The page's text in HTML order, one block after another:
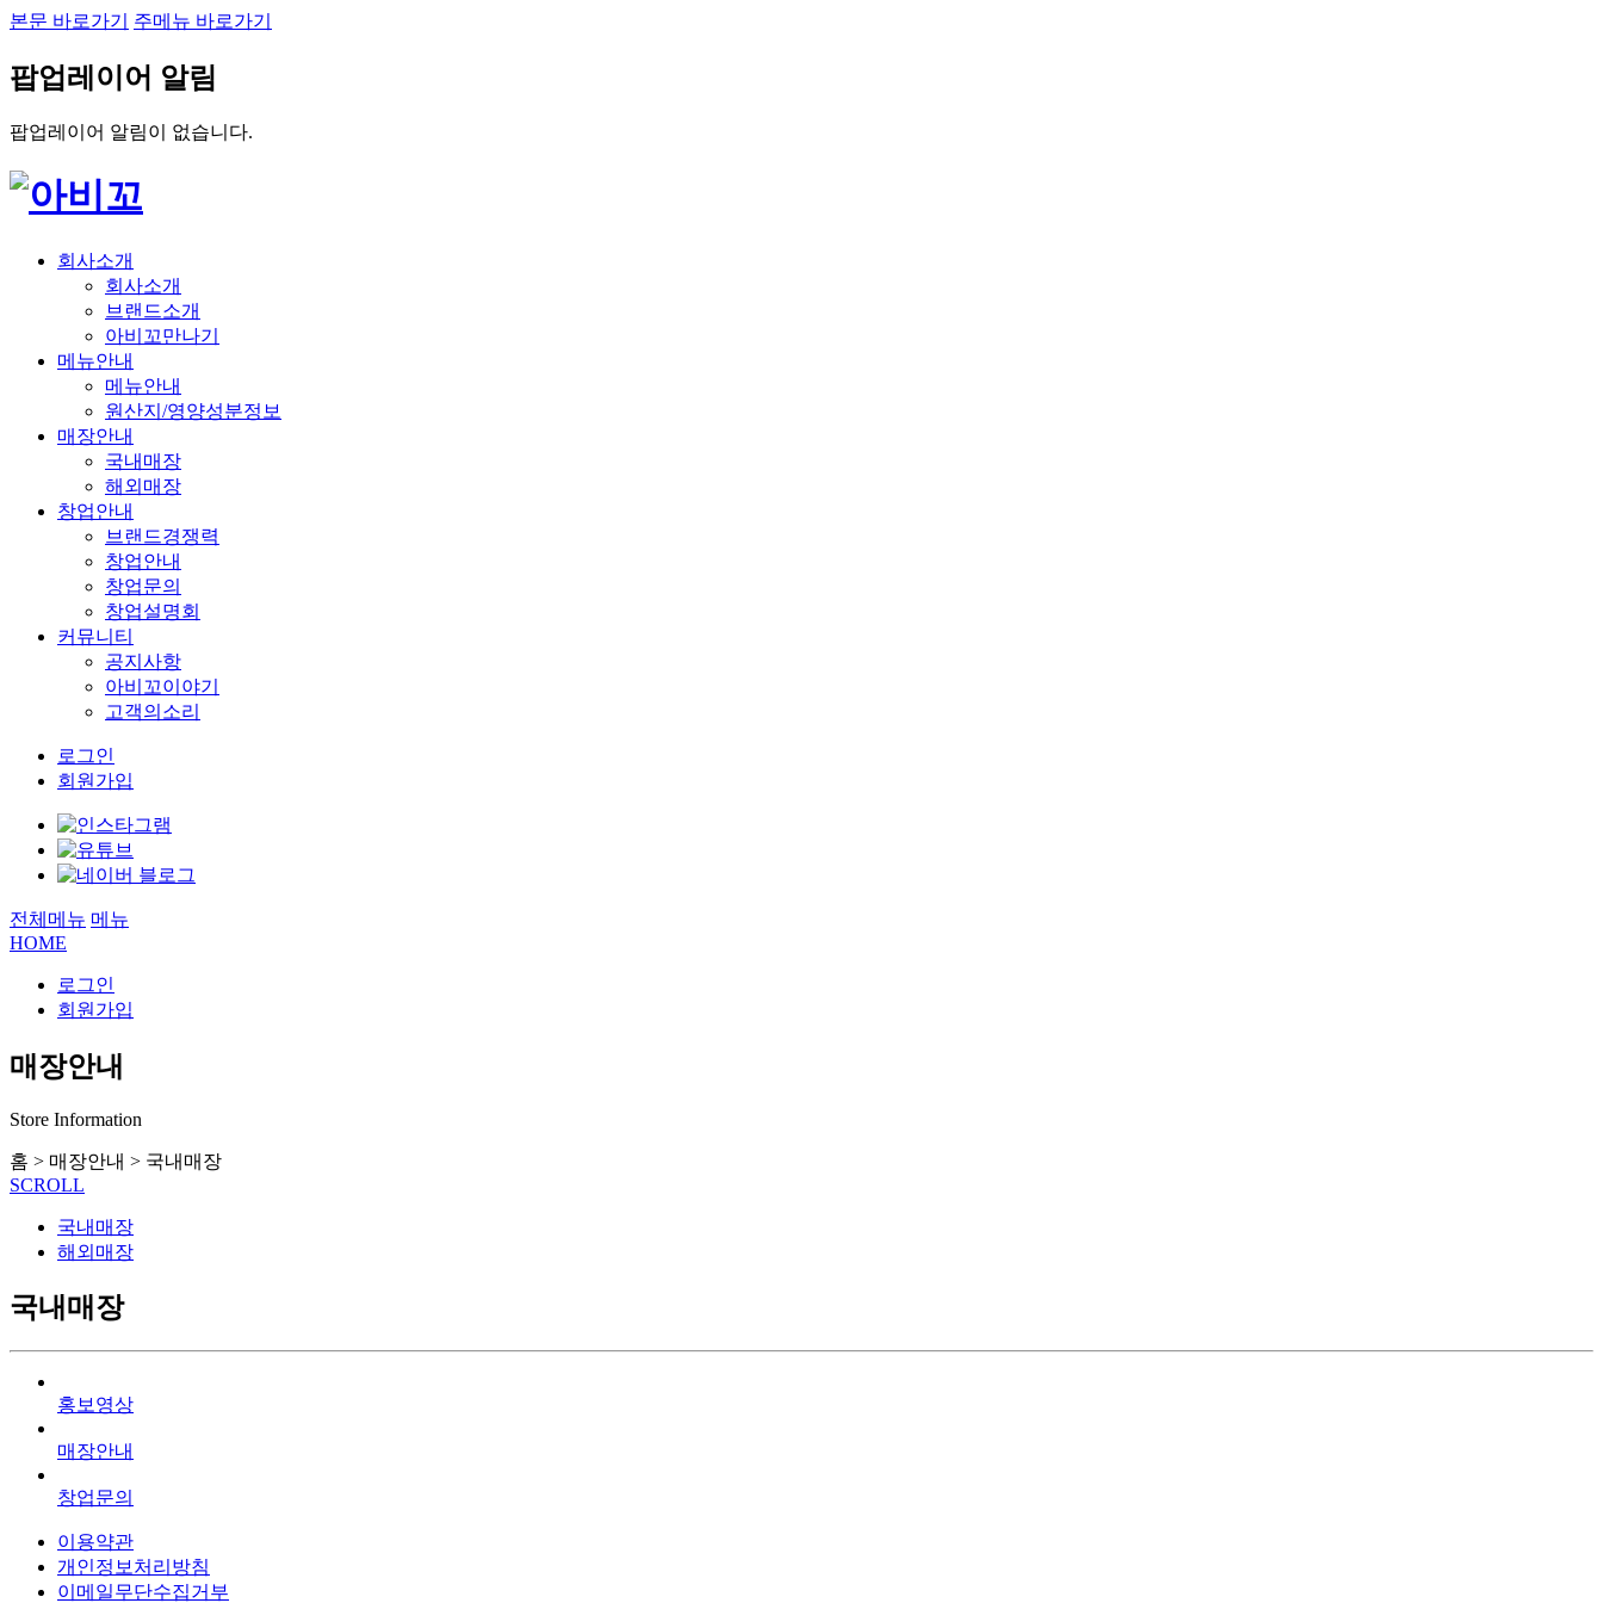
본문 바로가기 주메뉴 바로가기
팝업레이어 알림
팝업레이어 알림이 없습니다.
회사소개
회사소개
브랜드소개
아비꼬만나기
메뉴안내
메뉴안내
원산지/영양성분정보
매장안내
국내매장
해외매장
창업안내
브랜드경쟁력
창업안내
창업문의
창업설명회
커뮤니티
공지사항
아비꼬이야기
고객의소리
로그인
회원가입
전체메뉴 메뉴
HOME
로그인
회원가입
매장안내
Store Information
홈 > 매장안내 > 국내매장
SCROLL
국내매장
해외매장
국내매장
홍보영상
매장안내
창업문의
이용약관
개인정보처리방침
이메일무단수집거부